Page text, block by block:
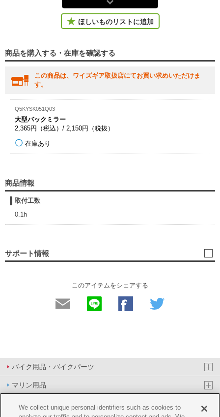
ほしいものリストに追加
商品を購入する・在庫を確認する
この商品は、ワイズギア取扱店にてお買い求めいただけま
す。
Q5KYSK051Q03
大型バックミラー
2,365円（税込）/ 2,150円（税抜）
在庫あり
商品情報
取付工数
0.1h
サポート情報
このアイテムをシェアする
バイク用品・バイクパーツ
マリン用品
PAS/YPJ用品
We collect unique personal identifiers such as cookies to